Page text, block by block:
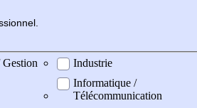
Industrie
Informatique /
Télécommunication